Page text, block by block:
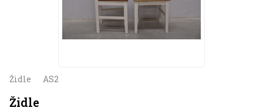
Židle AS2
Židle